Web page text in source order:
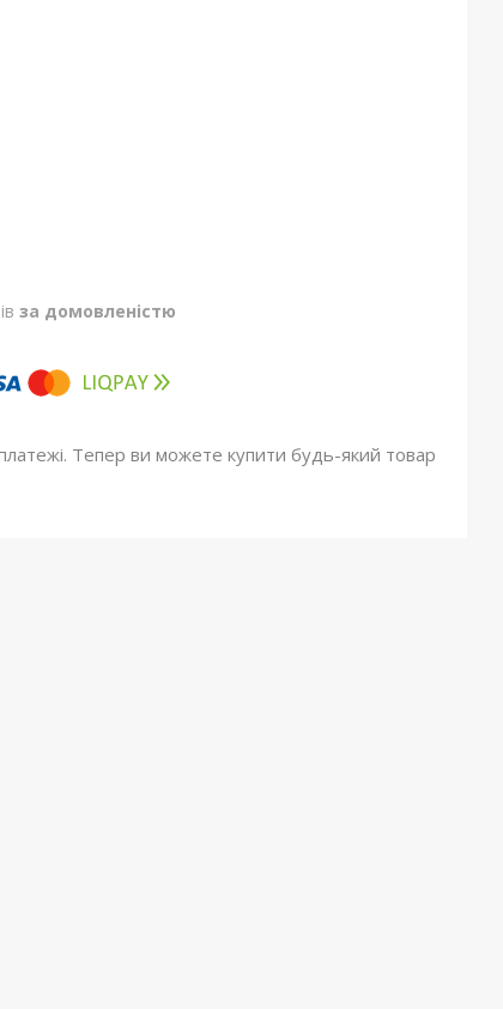
за домовленістю
платежі. Тепер ви можете купити будь-який товар